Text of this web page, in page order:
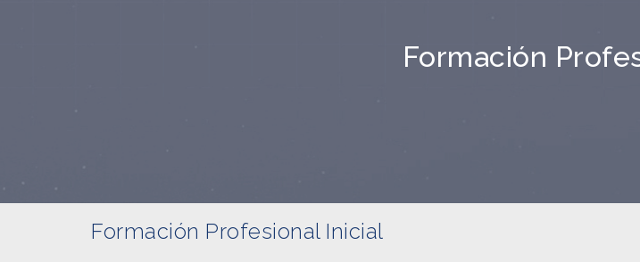
Formación
Formación Profesional Inicial